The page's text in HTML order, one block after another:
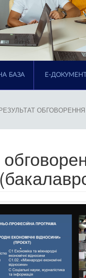
БАЗА Е-